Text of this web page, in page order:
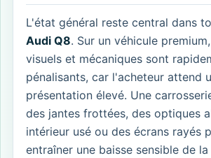
L'état général reste central dans
Audi Q8. Sur un véhicule
visuels et mécaniques sont
pénalisants, car l'acheteur attend
présentation élevé. Une
des jantes frottées, des optiques
intérieur usé ou des écrans rayés
entraîner une baisse sensible de la